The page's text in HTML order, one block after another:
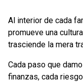
Al interior de cada
promueve una
trasciende la mera
Cada paso que
finanzas, cada